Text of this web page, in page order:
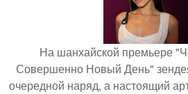
На шанхайской премьере
Совершенно Новый День"
очередной наряд, а настоящий